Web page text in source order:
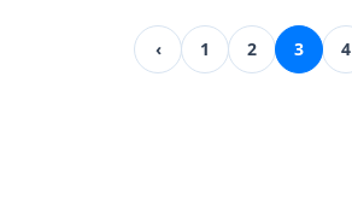
‹ 1 2 3 4